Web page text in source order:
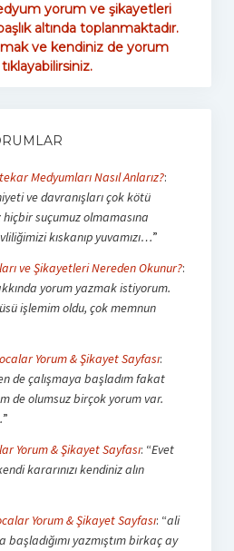
yorum ve şikayetleri
altında toplanmaktadır.
ve kendiniz de yorum
Medyumları Nasıl Anlarız?:
ve davranışları çok kötü
suçumuz olmamasına
kıskanıp yuvamızı…”
ve Şikayetleri Nereden Okunur?:
yorum yazmak istiyorum.
işlemim oldu, çok memnun
Yorum & Şikayet Sayfası:
de çalışmaya başladım fakat
de olumsuz birçok yorum var.
”
Yorum & Şikayet Sayfası: “Evet
kararınızı kendiniz alın
Yorum & Şikayet Sayfası: “ali
yazmıştım birkaç ay